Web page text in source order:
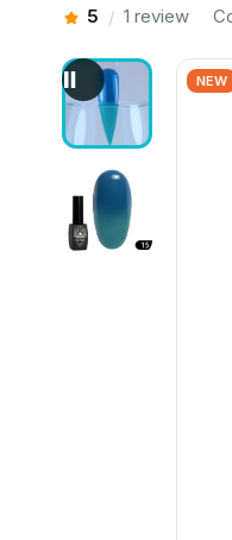
5 / 1 review
NEW